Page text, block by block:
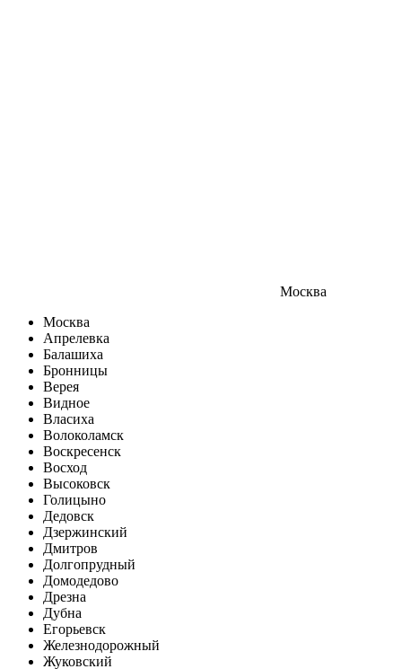
Москва
Москва
Апрелевка
Балашиха
Бронницы
Верея
Видное
Власиха
Волоколамск
Воскресенск
Восход
Высоковск
Голицыно
Дедовск
Дзержинский
Дмитров
Долгопрудный
Домодедово
Дрезна
Дубна
Егорьевск
Железнодорожный
Жуковский